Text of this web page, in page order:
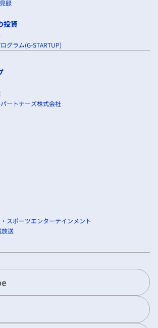
録
投資
グラム(G-STARTUP)
ートナーズ株式会社
スポーツエンターテインメント
送